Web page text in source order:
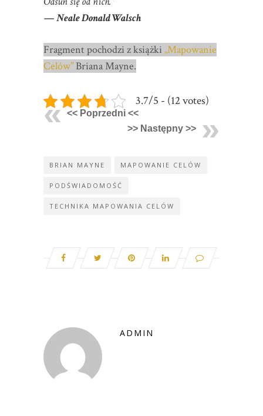
— Neale Donald Walsch
Fragment pochodzi z książki „Mapowanie
Celów” Briana Mayne.
3.7/5 - (12 votes)
<< Poprzedni <<
>> Następny >>
BRIAN MAYNE MAPOWANIE CELÓW
PODŚWIADOMOŚĆ
TECHNIKA MAPOWANIA CELÓW
ADMIN